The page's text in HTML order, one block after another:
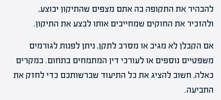
להבהיר את התקופה בה אתם מצפים שהתיקון יבוצע,
ולהזכיר את החוקים שמחייבים אותו לבצע את התיקון.
אם הקבלן לא מגיב או מסרב לתקן, ניתן לפנות לגורמים
משפטיים נוספים או לעורכי דין המתמחים בתחום. במקרים
כאלה, חשוב להציג את כל התיעוד שברשותכם כדי לחזק את
התביעה.